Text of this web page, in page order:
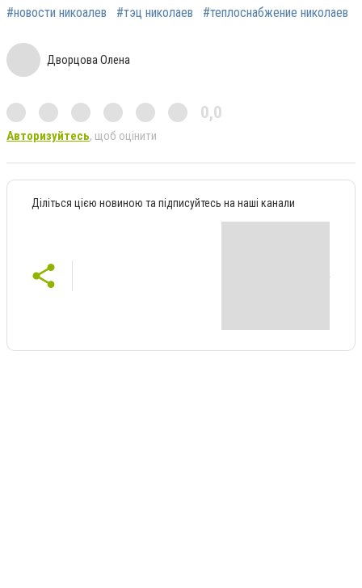
#новости никоалев #тэц николаев #теплоснабжение николаев
Дворцова Олена
0,0
Авторизуйтесь, щоб оцінити
Діліться цією новиною та підписуйтесь на наші канали